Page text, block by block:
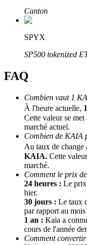
Jusqu'à 65 % de
Parrainage
Invitez un ami pour
Deposit CASHCAT &
Canton
SPYX
SP500 tokenized
FAQ
Combien vaut 1
À l'heure actuelle,
Cette valeur se
marché actuel.
Combien de KAIA
Au taux de change
KAIA. Cette
marché.
Comment le prix
24 heures : Le
hier.
30 jours : Le taux
par rapport au mois
1 an : Kaia a
cours de l'année
Comment